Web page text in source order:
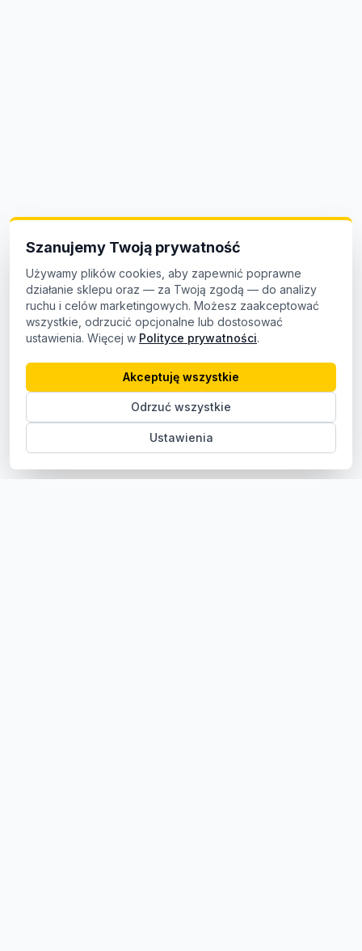
Szanujemy Twoją prywatność
Używamy plików cookies, aby zapewnić poprawne
działanie sklepu oraz — za Twoją zgodą — do analizy
ruchu i celów marketingowych. Możesz zaakceptować
wszystkie, odrzucić opcjonalne lub dostosować
ustawienia. Więcej w Polityce prywatności.
Ustawienia
Odrzuć wszystkie
Akceptuję wszystkie